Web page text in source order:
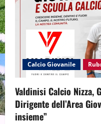
Calcio Giovanile
Valdinisi Calcio Nizza,
Dirigente dell’Area
insieme”